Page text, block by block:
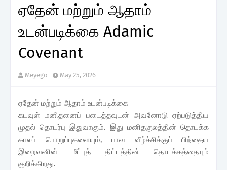
ஏதேன் மற்றும் ஆதாம்
உடன்படிக்கை Adamic
Covenant
Meyego May 25, 2026
ஏதேன் மற்றும் ஆதாம் உடன்படிக்கை
கடவுள் மனிதனைப் படைத்தவுடன் அவனோடு ஏற்படுத்திய
முதல் தொடர்பு இதுவாகும். இது மனிதகுலத்தின் தொடக்க
காலப் பொறுப்புகளையும், பாவ வீழ்ச்சிக்குப் பிந்தைய
இறைவனின் மீட்புத் திட்டத்தின் தொடக்கத்தையும்
குறிக்கிறது.